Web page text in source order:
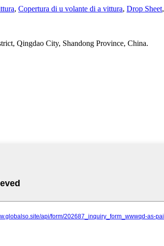
, Copertura di u volante di a vittura, Drop Sheet,
Qingdao City, Shandong Province, China.